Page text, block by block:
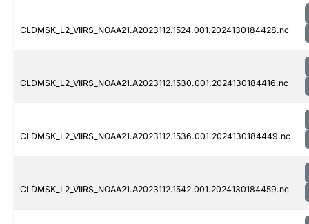
CLDMSK_L2_VIIRS_NOAA21.A2023112.1524.001.2024130184428.nc
CLDMSK_L2_VIIRS_NOAA21.A2023112.1530.001.2024130184416.nc
CLDMSK_L2_VIIRS_NOAA21.A2023112.1536.001.2024130184449.nc
CLDMSK_L2_VIIRS_NOAA21.A2023112.1542.001.2024130184459.nc